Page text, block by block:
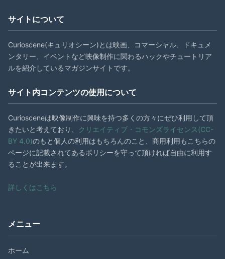
サイトについて
Curioscene(キュリオシーン)とは映画、コマーシャル、ドキュメ
ンタリー、イベントなど映像制作に関わるハックやチュートリア
ルを紹介しているマガジンサイトです。
サイト内コンテンツの使用について
Curiosceneは映像制作に興味を持つ多くの方々にぜひ利用して頂
きたいと考えており、
クリエイティブ・コモンズライセンス(CC-
BY 4.0)のもと個人の利用はもちろんのこと、商用利用もこちらの
ページに記載されてあるポリシーを守って頂ければ自由に利用す
ることが出来ます。
詳しくはこちら
メニュー
ホーム